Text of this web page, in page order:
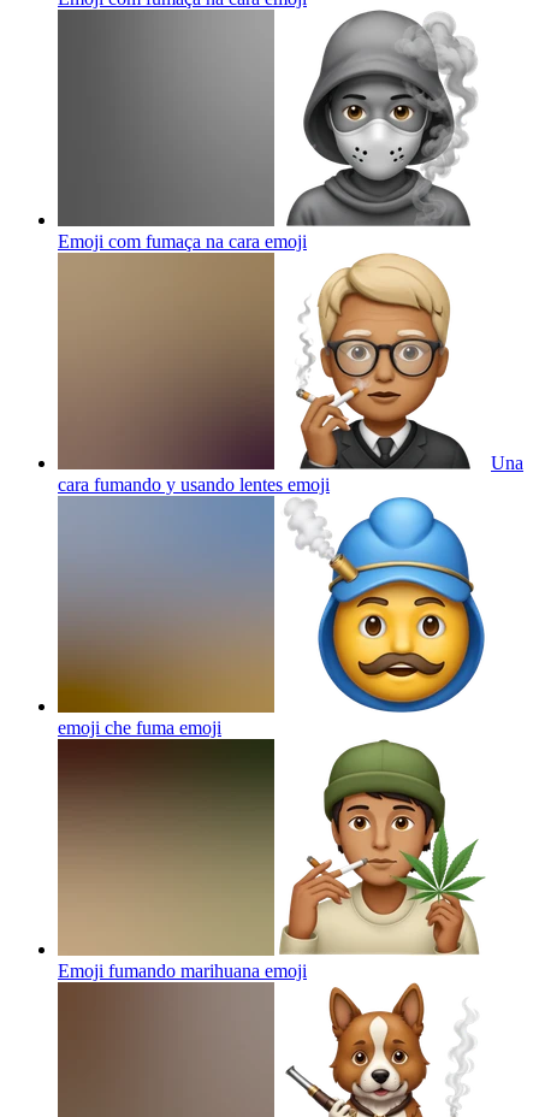
Emoji com fumaça na cara emoji
Una
cara fumando y usando lentes emoji
emoji che fuma emoji
Emoji fumando marihuana emoji